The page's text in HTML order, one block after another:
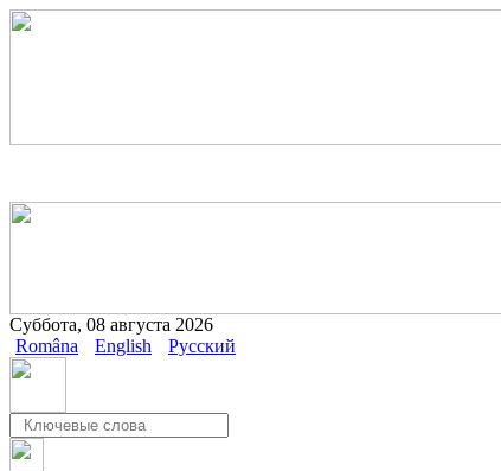
Суббота, 08 августа 2026
Româna
English Русский